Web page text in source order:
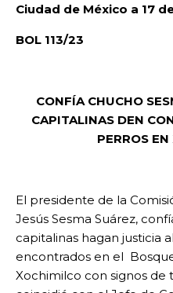
Ciudad de México a 17
BOL 113/23
CONFÍA CHUCHO
CAPITALINAS DEN
PERROS
El presidente de la
Jesús Sesma Suárez,
capitalinas hagan justicia
encontrados en el
Xochimilco con signos de